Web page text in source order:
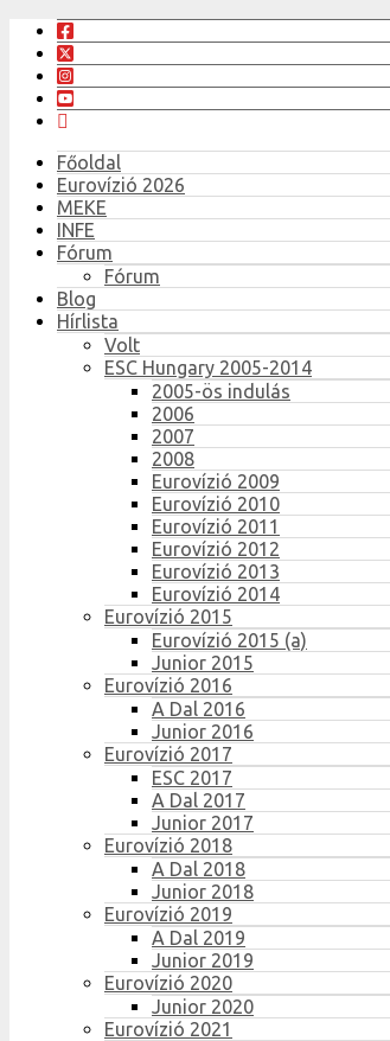
Főoldal
Eurovízió 2026
MEKE
INFE
Fórum
Fórum
Blog
Hírlista
Volt
ESC Hungary 2005-2014
2005-ös indulás
2006
2007
2008
Eurovízió 2009
Eurovízió 2010
Eurovízió 2011
Eurovízió 2012
Eurovízió 2013
Eurovízió 2014
Eurovízió 2015
Eurovízió 2015 (a)
Junior 2015
Eurovízió 2016
A Dal 2016
Junior 2016
Eurovízió 2017
ESC 2017
A Dal 2017
Junior 2017
Eurovízió 2018
A Dal 2018
Junior 2018
Eurovízió 2019
A Dal 2019
Junior 2019
Eurovízió 2020
Junior 2020
Eurovízió 2021